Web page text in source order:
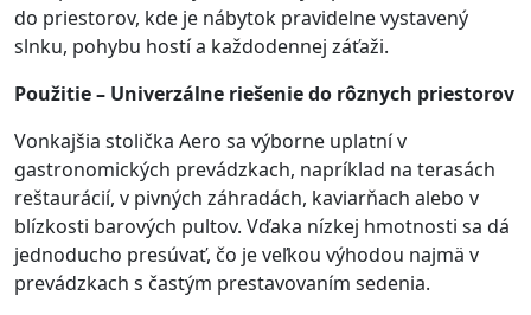
do priestorov, kde je nábytok pravidelne vystavený
slnku, pohybu hostí a každodennej záťaži.
Použitie – Univerzálne riešenie do rôznych priestorov
Vonkajšia stolička Aero sa výborne uplatní v
gastronomických prevádzkach, napríklad na terasách
reštaurácií, v pivných záhradách, kaviarňach alebo v
blízkosti barových pultov. Vďaka nízkej hmotnosti sa dá
jednoducho presúvať, čo je veľkou výhodou najmä v
prevádzkach s častým prestavovaním sedenia.